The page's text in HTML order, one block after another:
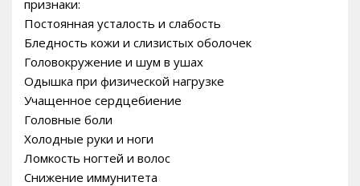
признаки:
Постоянная усталость и слабость
Бледность кожи и слизистых оболочек
Головокружение и шум в ушах
Одышка при физической нагрузке
Учащенное сердцебиение
Головные боли
Холодные руки и ноги
Ломкость ногтей и волос
Снижение иммунитета